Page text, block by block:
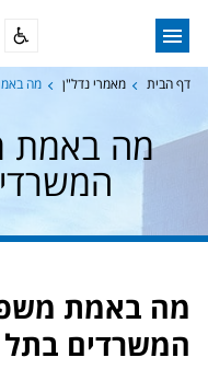
דף הבית מאמרי נדל"ן מה
מה באמת
מה באמת
המשרדים בתל